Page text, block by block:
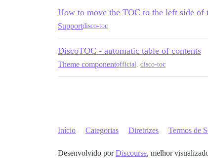
How to move the TOC to the left side of
Supportdisco-toc
DiscoTOC - automatic table of contents
Theme componentofficial, disco-toc
Início Categorias Diretrizes Termos de
Desenvolvido porDiscourse, melhor